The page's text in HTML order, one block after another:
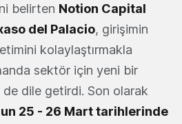
belirten Notion Capital
del Palacio, girişimin
kolaylaştırmakla
sektör için yeni bir
dile getirdi. Son olarak
25 - 26 Mart tarihlerinde